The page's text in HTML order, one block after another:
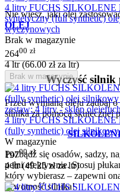
Nie wiesz, jaki olej
OLEJ
Wyczyść
Przed wymianą oleju zadbaj o
silnika za pomocą skutecznej
Pozbądź się osadów, sadzy,
pełni efektywnie. Stosuj
który wybierasz – zapewni
żywotność silnika!
4 litry FUCHS SILKOLENE
syntetyczny (full synthetic)
wyczynowych
Brak w magazynie
26400 zł
4 ltr (66.00złza ltr)
Brak w magazynie
4 litry FUCHS SILKOLENE
(fully synthetic) olej
W magazynie
19700 zł
4 ltr (49.25złza ltr)